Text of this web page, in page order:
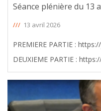
Séance plénière du 13
/// 13 avril 2026
PREMIERE PARTIE : https://youtu.be/VQ31-6B2_VY